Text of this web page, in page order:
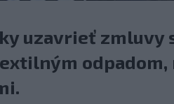
uzavrieť zmluvy